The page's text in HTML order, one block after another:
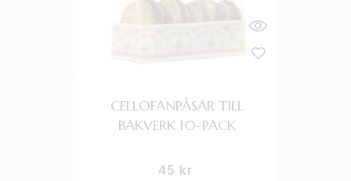
CELLOFANPÅSAR TILL
BAKVERK 10-PACK
45 kr